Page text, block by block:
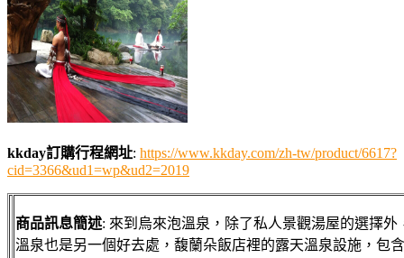
kkday訂購行程網址: https://www.kkday.com/zh-tw/product/6617?
cid=3366&ud1=wp&ud2=2019
商品訊息簡述: 來到烏來泡溫泉，除了私人景觀湯屋的選擇外
溫泉也是另一個好去處，馥蘭朵飯店裡的露天溫泉設施，包